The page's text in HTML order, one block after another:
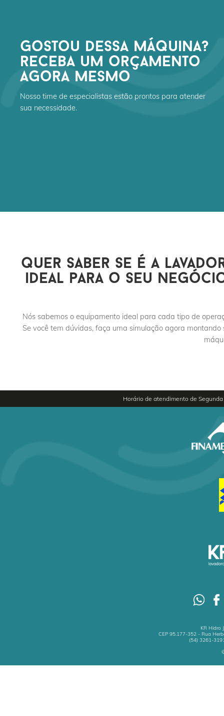
gostou dessa máquina?
receba um orçamento
agora mesmo
Nosso time de especialistas estão prontos para atender
sua necessidade.
quer saber se é a
ideal para o seu
Nós sabemos o equipamento ideal para cada tipo de
Se você tem dúvidas, faça uma simulação agora montando
Horário de atendimento de
KR Hidro
CEP 95.177-352 - Rua
(54) 3261-